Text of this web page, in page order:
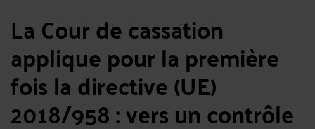
La Cour de cassation
applique pour la première
fois la directive (UE)
2018/958 : vers un contrôle